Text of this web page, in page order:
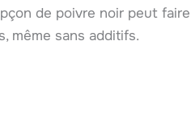
de poivre noir peut faire
même sans additifs.